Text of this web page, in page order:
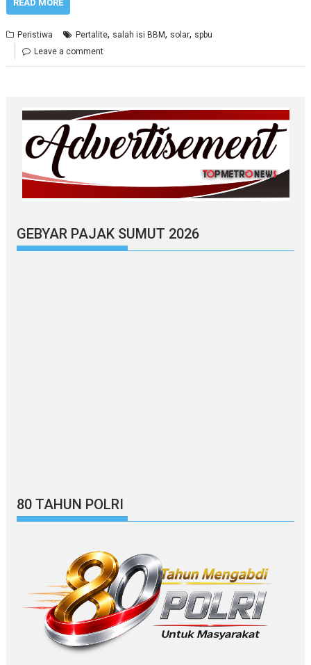
READ MORE
Peristiwa Pertalite, salah isi BBM, solar, spbu
Leave a comment
GEBYAR PAJAK SUMUT 2026
80 TAHUN POLRI